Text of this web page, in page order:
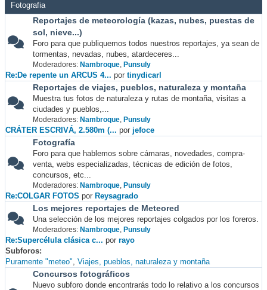
Fotografia
Reportajes de meteorología (kazas, nubes, puestas de
sol, nieve...)
Foro para que publiquemos todos nuestros reportajes, ya sean de
tormentas, nevadas, nubes, atardeceres...
Moderadores: Nambroque, Punsuly
Re:De repente un ARCUS 4... por tinydicarl
Reportajes de viajes, pueblos, naturaleza y montaña
Muestra tus fotos de naturaleza y rutas de montaña, visitas a
ciudades y pueblos,...
Moderadores: Nambroque, Punsuly
CRÁTER ESCRIVÁ, 2.580m (... por jefoce
Fotografía
Foro para que hablemos sobre cámaras, novedades, compra-
venta, webs especializadas, técnicas de edición de fotos,
concursos, etc...
Moderadores: Nambroque, Punsuly
Re:COLGAR FOTOS por Reysagrado
Los mejores reportajes de Meteored
Una selección de los mejores reportajes colgados por los foreros.
Moderadores: Nambroque, Punsuly
Re:Supercélula clásica c... por rayo
Subforos
Puramente "meteo" Viajes, pueblos, naturaleza y montaña
Concursos fotográficos
Nuevo subforo donde encontrarás todo lo relativo a los concursos